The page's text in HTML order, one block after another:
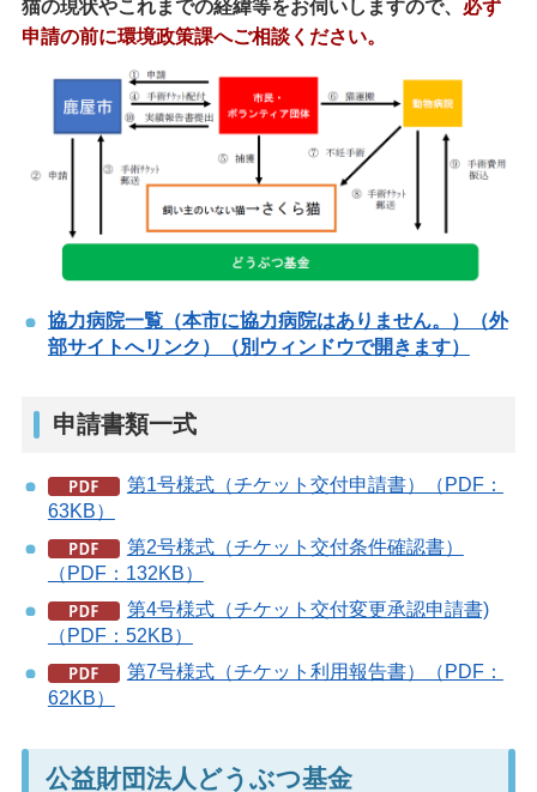
猫の現状やこれまでの経緯等をお伺いしますので、 必ず
申請の前に環境政策課へご相談ください。
協力病院一覧（本市に協力病院はありません。）（外
部サイトへリンク）（別ウィンドウで開きます）
申請書類一式
第1号様式（チケット交付申請書）（PDF：
63KB）
第2号様式（チケット交付条件確認書）
（PDF：132KB）
第4号様式（チケット交付変更承認申請書)
（PDF：52KB）
第7号様式（チケット利用報告書）（PDF：
62KB）
公益財団法人どうぶつ基金